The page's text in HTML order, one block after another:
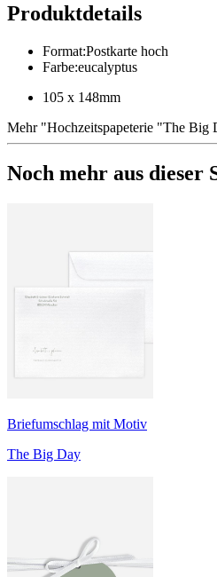
Produktdetails
Format:Postkarte hoch
Farbe:eucalyptus
105 x 148mm
Mehr"Hochzeitspapeterie "The Big
Noch mehr aus dieser
Briefumschlag mit Motiv
The Big Day